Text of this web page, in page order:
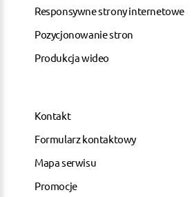
Responsywne strony internetowe
Pozycjonowanie stron
Produkcja wideo
Kontakt
Formularz kontaktowy
Mapa serwisu
Promocje